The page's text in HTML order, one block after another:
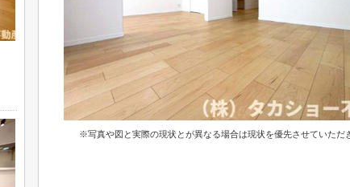
※写真や図と実際の現状とが異なる場合は現状を優先させていただ